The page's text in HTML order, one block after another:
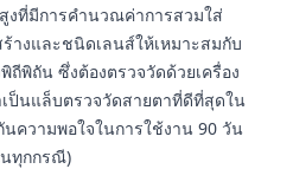
งที่มีการคำนวณค่าการสวมใส่
างและชนิดเลนส์ให้เหมาะสมกับ
พิถัน ซึ่งต้องตรวจวัดด้วยเครื่อง
ป็นแล็บตรวจวัดสายตาที่ดีที่สุดใน
นความพอใจในการใช้งาน 90 วัน
นทุกกรณี)